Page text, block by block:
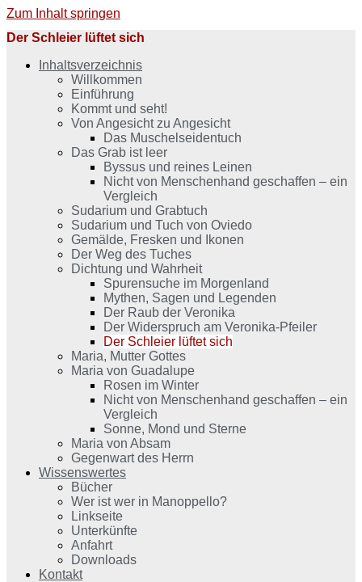
Zum Inhalt springen
Der Schleier lüftet sich
Inhaltsverzeichnis
Willkommen
Einführung
Kommt und seht!
Von Angesicht zu Angesicht
Das Muschelseidentuch
Das Grab ist leer
Byssus und reines Leinen
Nicht von Menschenhand geschaffen – ein
Vergleich
Sudarium und Grabtuch
Sudarium und Tuch von Oviedo
Gemälde, Fresken und Ikonen
Der Weg des Tuches
Dichtung und Wahrheit
Spurensuche im Morgenland
Mythen, Sagen und Legenden
Der Raub der Veronika
Der Widerspruch am Veronika-Pfeiler
Der Schleier lüftet sich
Maria, Mutter Gottes
Maria von Guadalupe
Rosen im Winter
Nicht von Menschenhand geschaffen – ein
Vergleich
Sonne, Mond und Sterne
Maria von Absam
Gegenwart des Herrn
Wissenswertes
Bücher
Wer ist wer in Manoppello?
Linkseite
Unterkünfte
Anfahrt
Downloads
Kontakt